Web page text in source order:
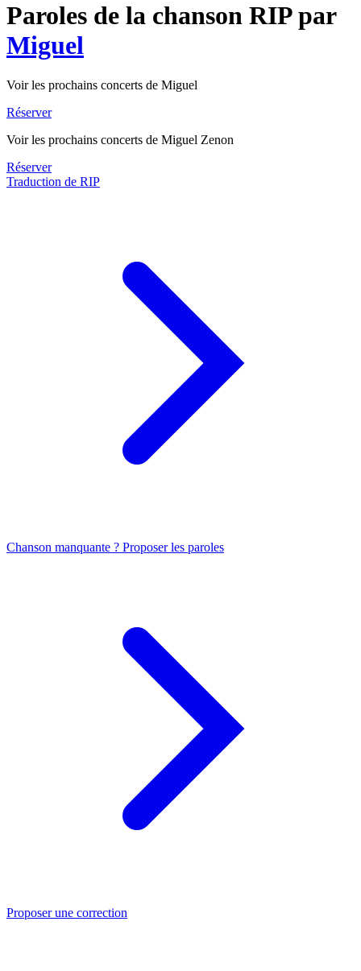
Paroles de la chanson RIP par
Miguel
Voir les prochains concerts de Miguel
Réserver
Voir les prochains concerts de Miguel Zenon
Réserver
Traduction de RIP
Chanson manquante ? Proposer les paroles
Proposer une correction